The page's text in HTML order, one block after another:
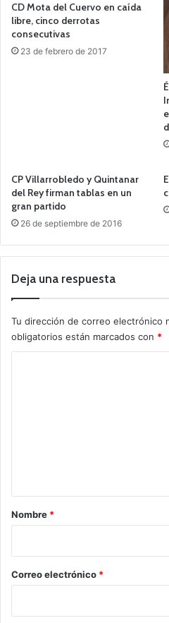
CD Mota del Cuervo en caída
libre, cinco derrotas
consecutivas
23 de febrero de 2017
CP Villarrobledo y Quintanar
del Rey firman tablas en un
gran partido
26 de septiembre de 2016
Deja una respuesta
Tu dirección de correo electrónico
obligatorios están marcados con *
r
*
Nombre *
Correo electrónico *